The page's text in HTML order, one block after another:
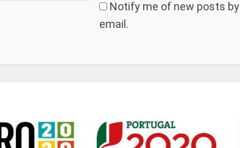
Notify me of new posts by
email.